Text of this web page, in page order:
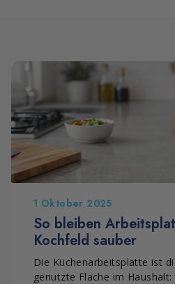
1 Oktober 2025
So bleiben
Kochfeld sauber
Die Küchenarbeitsplatte ist
genutzte Fläche im